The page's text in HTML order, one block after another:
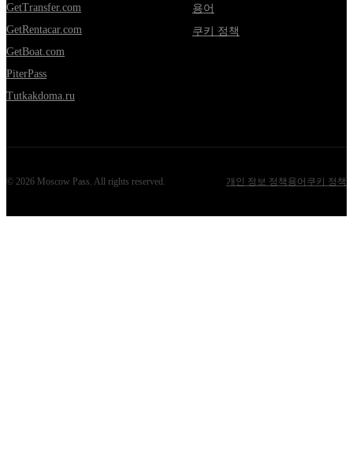
GetTransfer.com
GetRentacar.com
GetBoat.com
PiterPass
Tutkakdoma.ru
용어
쿠키 정책
© 2026 Moscow Pass. All rights reserved. 개인 정보 정책 용어 쿠키 정책